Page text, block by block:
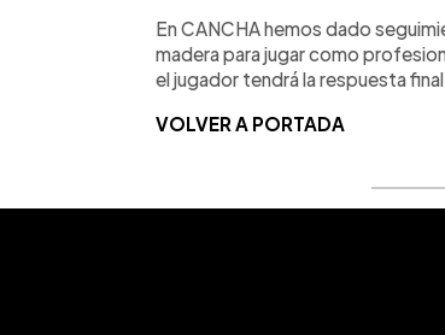
En CANCHA hemos dado
madera para jugar como
el jugador tendrá la respuesta
VOLVER A PORTADA